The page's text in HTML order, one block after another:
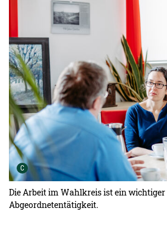
C Urheber der Grafik:
Die Arbeit im Wahlkreis ist ein wichtiger
Abgeordnetentätigkeit.